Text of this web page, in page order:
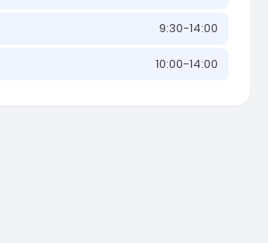
9:30-14:00
10:00-14:00